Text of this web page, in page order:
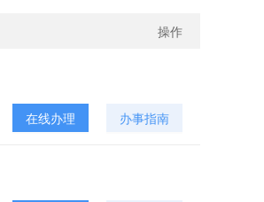
操作
在线办理 办事指南